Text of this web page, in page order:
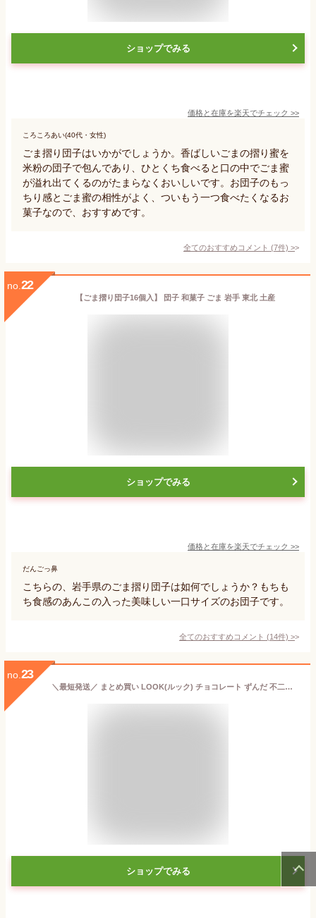
ショップでみる
価格と在庫を楽天でチェック >>
ころころあい(40代・女性)
ごま摺り団子はいかがでしょうか。香ばしいごまの摺り蜜を
米粉の団子で包んであり、ひとくち食べると口の中でごま蜜
が溢れ出てくるのがたまらなくおいしいです。お団子のもっ
ちり感とごま蜜の相性がよく、ついもう一つ食べたくなるお
菓子なので、おすすめです。
全てのおすすめコメント (7件) >
no. 22
【ごま摺り団子16個入】 団子 和菓子 ごま 岩手 東北 土産
ショップでみる
価格と在庫を楽天でチェック >>
だんごっ鼻
こちらの、岩手県のごま摺り団子は如何でしょうか？もちも
ち食感のあんこの入った美味しい一口サイズのお団子です。
全てのおすすめコメント (14件) >
no. 23
＼最短発送／ まとめ買い LOOK(ルック) チョコレート ずんだ 不二家 1箱(12粒)×10 山形 お土産 (東北 山形 宮城 福島 岩手 秋田 青森 ご当地 手土産 お菓子 チョコ菓子 みちのく名物 枝豆 美味しい おすすめ 定番ばらまき )【A01】
ショップでみる